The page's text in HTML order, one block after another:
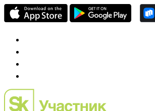
проект о российском рынке M&A
Preqveca.ru